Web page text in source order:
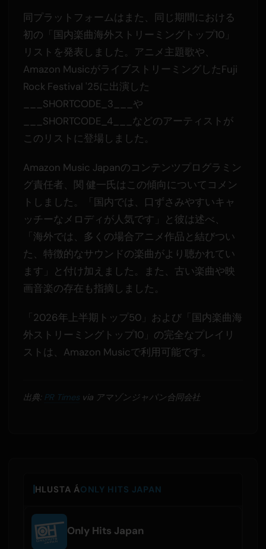
同プラットフォームはまた、同じ期間における
初の「国内楽曲海外ストリーミングトップ10」
リストを発表しました。アニメ主題歌や、
Amazon MusicがライブストリーミングしたFuji
Rock Festival '25に出演した
___SHORTCODE_3___や
___SHORTCODE_4___などのアーティストが
このリストに登場しました。
Amazon Music Japanのコンテンツプログラミン
グ責任者、関 健一氏はこの傾向についてコメン
トしました。「国内では、口ずさみやすいキャ
ッチーなメロディが人気です」と彼は述べ、
「海外では、多くの場合アニメ作品と結びつい
た、特徴的なサウンドの楽曲がより聴かれてい
ます」と付け加えました。また、古い楽曲や映
画音楽の存在も指摘しました。
「2026年上半期トップ50」および「国内楽曲海
外ストリーミングトップ10」の完全なプレイリ
ストは、Amazon Musicで利用可能です。
出典: PR Timesvia アマゾンジャパン合同会社
HLUSTA ÁONLY HITS JAPAN
Only Hits Japan